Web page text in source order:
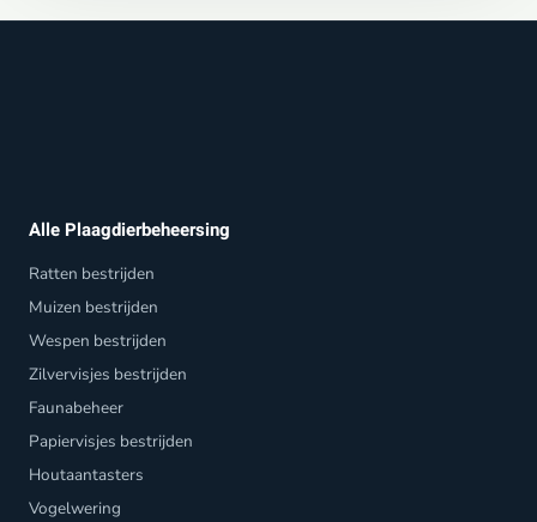
Alle Plaagdierbeheersing
Ratten bestrijden
Muizen bestrijden
Wespen bestrijden
Zilvervisjes bestrijden
Faunabeheer
Papiervisjes bestrijden
Houtaantasters
Vogelwering